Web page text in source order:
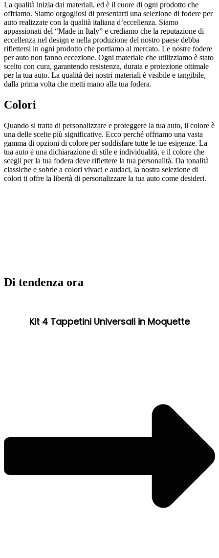
La qualità inizia dai materiali, ed è il cuore di ogni prodotto che
offriamo. Siamo orgogliosi di presentarti una selezione di fodere per
auto realizzate con la qualità italiana d’eccellenza. Siamo
appassionati del “Made in Italy” e crediamo che la reputazione di
eccellenza nel design e nella produzione del nostro paese debba
riflettersi in ogni prodotto che portiamo al mercato. Le nostre fodere
per auto non fanno eccezione. Ogni materiale che utilizziamo è stato
scelto con cura, garantendo resistenza, durata e protezione ottimale
per la tua auto. La qualità dei nostri materiali è visibile e tangibile,
dalla prima volta che metti mano alla tua fodera.
Colori
Quando si tratta di personalizzare e proteggere la tua auto, il colore è
una delle scelte più significative. Ecco perché offriamo una vasta
gamma di opzioni di colore per soddisfare tutte le tue esigenze. La
tua auto è una dichiarazione di stile e individualità, e il colore che
scegli per la tua fodera deve riflettere la tua personalità. Da tonalità
classiche e sobrie a colori vivaci e audaci, la nostra selezione di
colori ti offre la libertà di personalizzare la tua auto come desideri.
Di tendenza ora
Kit 4 Tappetini Universali in Moquette